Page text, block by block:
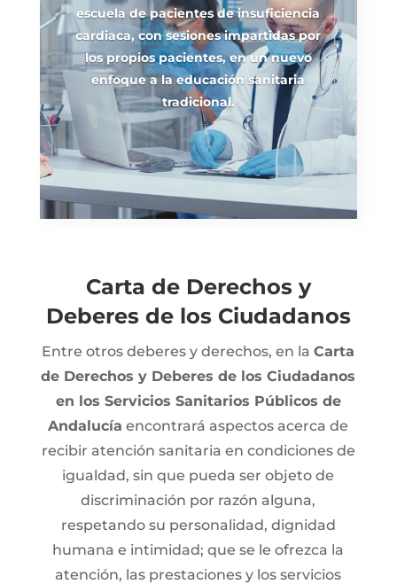
escuela de pacientes de insuficiencia
cardiaca, con sesiones impartidas por
los propios pacientes, en un nuevo
enfoque a la educación sanitaria
tradicional.
Carta de Derechos y
Deberes de los Ciudadanos
Entre otros deberes y derechos, en laCarta
de Derechos y Deberes de los Ciudadanos
en los Servicios Sanitarios Públicos de
Andalucía encontrará aspectos acerca de
recibir atención sanitaria en condiciones de
igualdad, sin que pueda ser objeto de
discriminación por razón alguna,
respetando su personalidad, dignidad
humana e intimidad; que se le ofrezca la
atención, las prestaciones y los servicios